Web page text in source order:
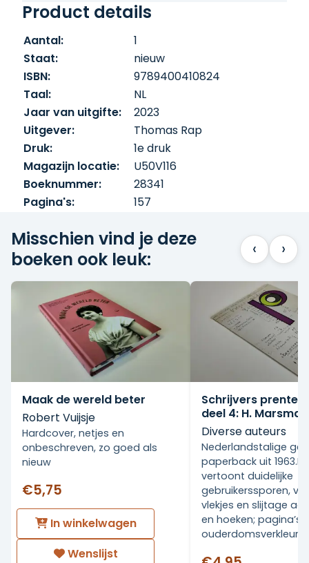
achtergrond van de twintigste eeuw. Een
familieverhaal.
Product details
Aantal:
1
Staat:
nieuw
ISBN:
9789400410824
Taal:
NL
Jaar van uitgifte:
2023
Uitgever:
Thomas Rap
Druk:
1e druk
Magazijn locatie:
U50V116
Boeknummer:
28341
Pagina's:
157
Misschien vind je deze
boeken ook leuk:
‹ ›
Maak de wereld beter
Robert Vuijsje
Hardcover, netjes en
onbeschreven, zo goed als
nieuw
€5,75
In winkelwagen
Wenslijst
Schrijvers
deel 4: H. Marsman
Diverse auteurs
Nederlandstalige
paperback uit
vertoont duidelijke
gebruikerssporen,
vlekjes en slijtage
en hoeken; pagina’s
ouderdomsverkleurd.